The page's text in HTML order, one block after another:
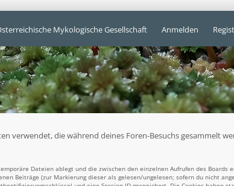
Mykologische Gesellschaft Anmelden
verwendet, die während deines Foren-Besuchs gesammelt
Dateien ablegt und die zwischen den einzelnen Aufrufen des Boards
Beiträge (zur Markierung dieser als gelesen/ungelesen; sofern du nicht